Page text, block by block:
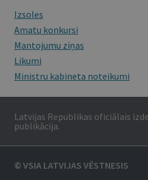
Izsoles
Amatu konkursi
Mantojumu ziņas
Likumi
Ministru kabineta noteikumi
Latvijas Republikas oficiālais
publikācija.
© VSIA LATVIJAS VĒSTNESIS